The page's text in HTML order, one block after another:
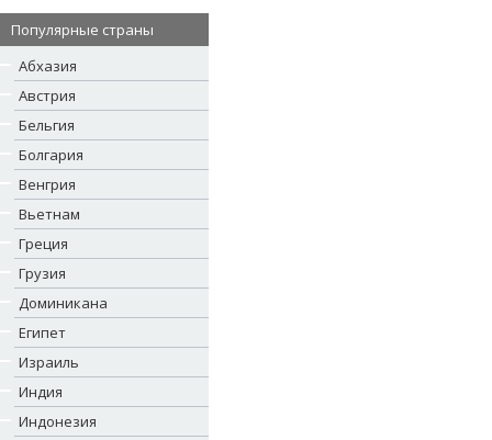
Популярные страны
Абхазия
Австрия
Бельгия
Болгария
Венгрия
Вьетнам
Греция
Грузия
Доминикана
Египет
Израиль
Индия
Индонезия